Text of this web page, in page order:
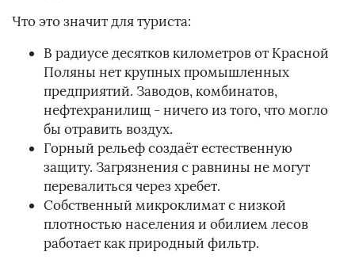
Что это значит для туриста:
В радиусе десятков километров от Красной
Поляны нет крупных промышленных
предприятий. Заводов, комбинатов,
нефтехранилищ - ничего из того, что могло
бы отравить воздух.
Горный рельеф создаёт естественную
защиту. Загрязнения с равнины не могут
перевалиться через хребет.
Собственный микроклимат с низкой
плотностью населения и обилием лесов
работает как природный фильтр.